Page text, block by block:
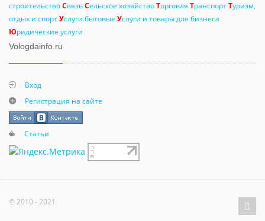
строительствоСвязьСельское хозяйствоТорговля ТранспортТуризм,
отдых и спортУслуги бытовые Услуги и товары для бизнеса
Юридические услуги
Vologdainfo.ru
Вход
Регистрация на сайте
Статьи
© 2010 - 2021